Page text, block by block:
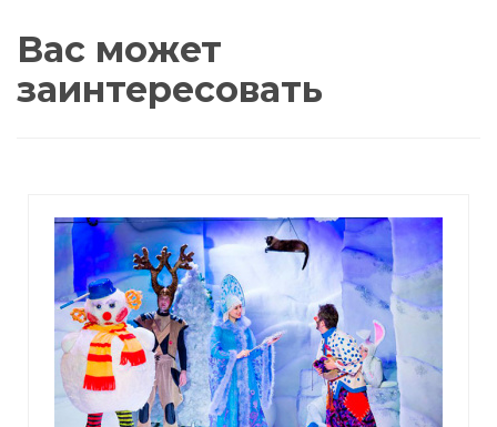
Вас может
заинтересовать